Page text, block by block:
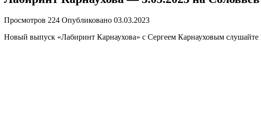
Просмотров 224 Опубликовано 03.03.2023
Новый выпуск «Лабиринт Карнаухова» с Сергеем Карнауховым слушайте